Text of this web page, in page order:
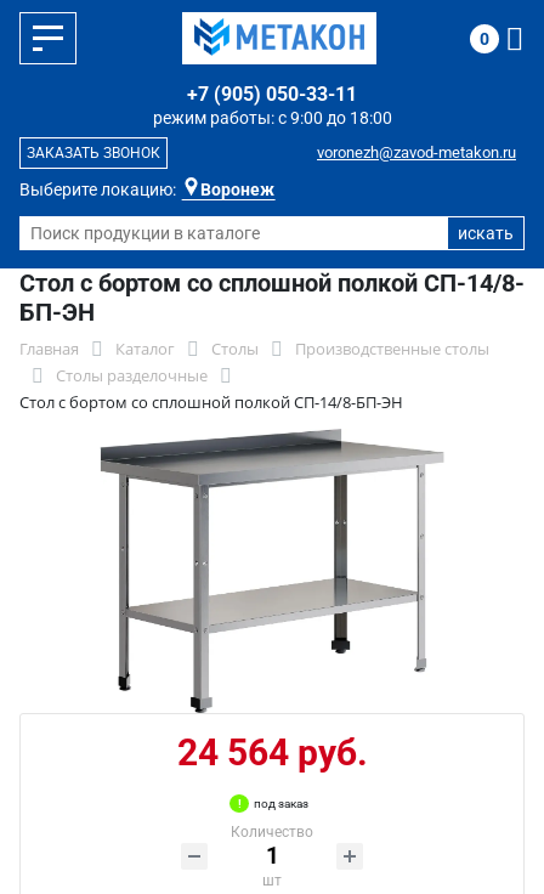
Выберите локацию: Воронеж
режим работы: с 9:00 до 18:00
+7 (905) 050-33-11
voronezh@zavod-metakon.ru
ЗАКАЗАТЬ ЗВОНОК
0
Стол с бортом со сплошной полкой СП-14/8-
БП-ЭН
Главная Каталог Столы
Производственные столы
Столы разделочные
Стол с бортом со сплошной полкой СП-14/8-БП-ЭН
24 564 руб.
под заказ
Количество
шт